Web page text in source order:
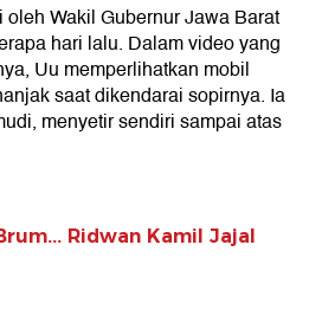
Wakil Gubernur Jawa Barat
hari lalu. Dalam video yang
Uu memperlihatkan mobil
saat dikendarai sopirnya. Ia
menyetir sendiri sampai atas
Ridwan Kamil Jajal